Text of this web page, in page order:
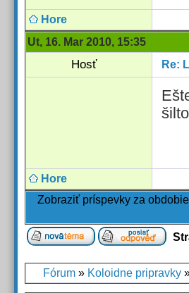
Hore
Ut, 16. Mar 2010, 15:35
Hosť Re:
Hore
Zobraziť príspevky za
Fórum » Koloidne pripravky